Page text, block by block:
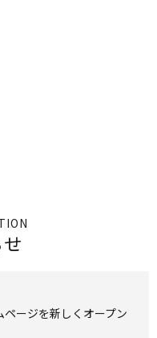
ージを新しくオープン